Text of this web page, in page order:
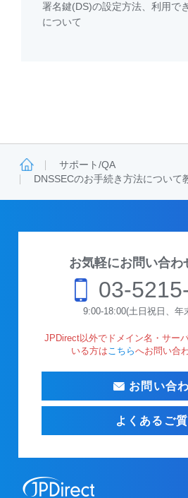
署名鍵(DS)の設定方法、利用で
について
サポート/QA
DNSSECのお手続き方法について
お気軽にお問い合わ
03-
9:00-18:00(土日祝日、年
JPDirect以外でドメイン名・サー
いる方はこちらへお問い合
お問い合
よくあるご